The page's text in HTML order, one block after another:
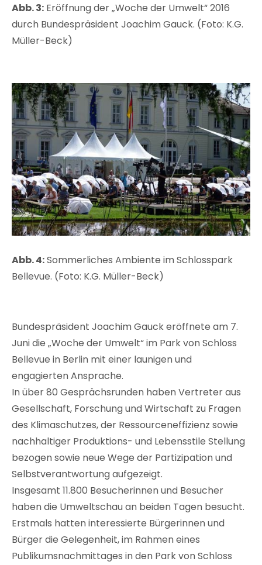
Abb. 3: Eröffnung der „Woche der Umwelt“ 2016
durch Bundespräsident Joachim Gauck. (Foto: K.G.
Müller-Beck)
Abb. 4:Sommerliches Ambiente im Schlosspark
Bellevue. (Foto: K.G. Müller-Beck)
Bundespräsident Joachim Gauck eröffnete am 7.
Juni die „Woche der Umwelt“ im Park von Schloss
Bellevue in Berlin mit einer launigen und
engagierten Ansprache.
In über 80 Gesprächsrunden haben Vertreter aus
Gesellschaft, Forschung und Wirtschaft zu Fragen
des Klimaschutzes, der Ressourceneffizienz sowie
nachhaltiger Produktions- und Lebensstile Stellung
bezogen sowie neue Wege der Partizipation und
Selbstverantwortung aufgezeigt.
Insgesamt 11.800 Besucherinnen und Besucher
haben die Umweltschau an beiden Tagen besucht.
Erstmals hatten interessierte Bürgerinnen und
Bürger die Gelegenheit, im Rahmen eines
Publikumsnachmittages in den Park von Schloss